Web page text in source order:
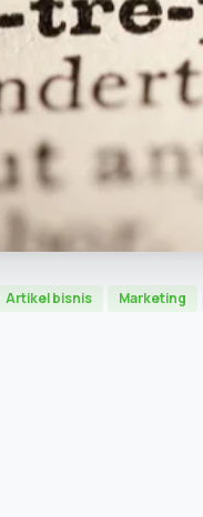
Artikel bisnis Marketing